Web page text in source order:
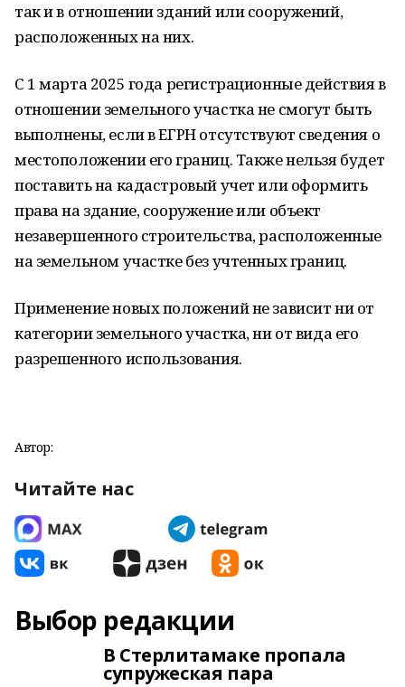
так и в отношении зданий или сооружений,
расположенных на них.
С 1 марта 2025 года регистрационные действия в
отношении земельного участка не смогут быть
выполнены, если в ЕГРН отсутствуют сведения о
местоположении его границ. Также нельзя будет
поставить на кадастровый учет или оформить
права на здание, сооружение или объект
незавершенного строительства, расположенные
на земельном участке без учтенных границ.
Применение новых положений не зависит ни от
категории земельного участка, ни от вида его
разрешенного использования.
Автор:
Читайте нас
Выбор редакции
В Стерлитамаке пропала
супружеская пара